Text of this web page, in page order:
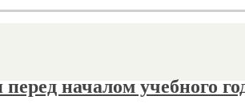
началом учебного